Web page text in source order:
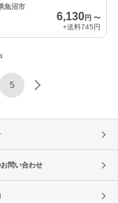
魚沼市
6,130円 〜
+送料745円
5
問い合わせ